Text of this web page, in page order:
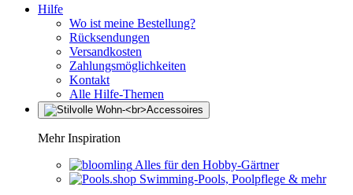
Hilfe
Wo ist meine Bestellung?
Rücksendungen
Versandkosten
Zahlungsmöglichkeiten
Kontakt
Alle Hilfe-Themen
Mehr Inspiration
Alles für den Hobby-Gärtner
Swimming-Pools, Poolpflege & mehr